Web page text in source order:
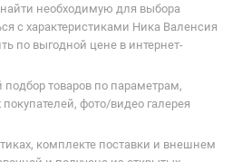
необходимую для выбора
с характеристиками Ника Валенсия
по выгодной цене в интернет-
товаров по параметрам,
фото/видео галерея
комплекте поставки и внешнем